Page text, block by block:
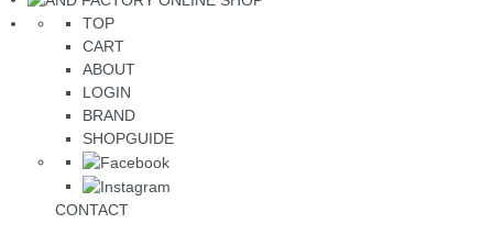
TOP
CART
ABOUT
LOGIN
BRAND
SHOPGUIDE
CONTACT